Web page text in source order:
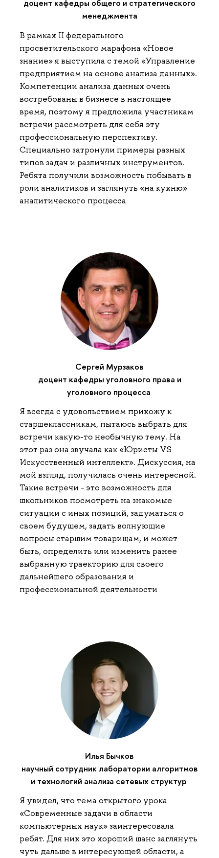
доцент кафедры общего и стратегического
менеджмента
В рамках II федерального
просветительского марафона «Новое
знание» я выступила с темой «Управление
предприятием на основе анализа данных».
Компетенции анализа данных очень
востребованы в бизнесе в настоящее
время, поэтому я предложила участникам
встречи рассмотреть для себя эту
профессиональную перспективу.
Специально затронули примеры разных
типов задач и различных инструментов.
Ребята получили возможность побывать в
роли аналитиков и заглянуть «на кухню»
аналитического процесса
Сергей Мурзаков
доцент кафедры уголовного права и
уголовного процесса
Я всегда с удовольствием прихожу к
старшеклассникам, пытаюсь выбрать для
встречи какую-то необычную тему. На
этот раз она звучала как «Юристы VS
Искусственный интеллект». Дискуссия, на
мой взгляд, получилась очень интересной.
Такие встречи - это возможность для
школьников посмотреть на знакомые
ситуации с иных позиций, задуматься о
своем будущем, задать волнующие
вопросы старшим товарищам, и может
быть, определить или изменить ранее
выбранную траекторию для своего
дальнейшего образования и
профессиональной деятельности
Илья Бычков
научный сотрудник лаборатории алгоритмов
и технологий анализа сетевых структур
Я увидел, что тема открытого урока
«Современные задачи в области
компьютерных наук» заинтересовала
ребят. Для них это хороший шанс заглянуть
чуть дальше в интересующей области, а